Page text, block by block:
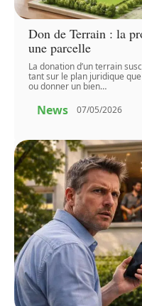
Don de Terrain : la
une parcelle
La donation d’un terrain
tant sur le plan juridique
ou donner un bien…
News 07/05/2026